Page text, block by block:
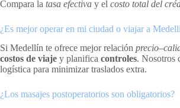
Compara la tasa efectiva y el costo total del
¿Es mejor operar en mi ciudad o viajar a
Si Medellín te ofrece mejor relación
costos de viaje y planifica controles. Nosotros
logística para minimizar traslados extra.
¿Los masajes postoperatorios son obligatorios?